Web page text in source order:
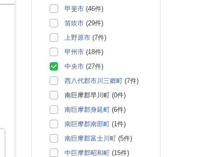
甲斐市 (46件)
笛吹市 (29件)
上野原市 (7件)
甲州市 (18件)
中央市 (27件)
西八代郡市川三郷町 (7件)
南巨摩郡早川町 (0件)
南巨摩郡身延町 (6件)
南巨摩郡南部町 (1件)
南巨摩郡富士川町 (5件)
中巨摩郡昭和町 (15件)